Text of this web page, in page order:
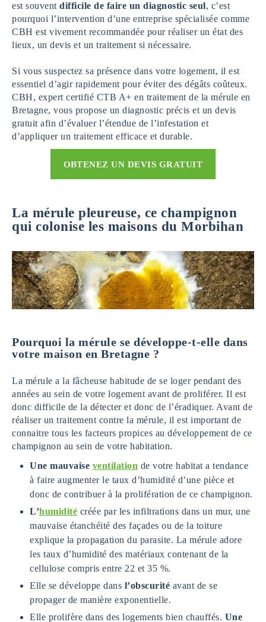
est souvent difficile de faire un diagnostic seul, c’est
pourquoi l’intervention d’une entreprise spécialisée comme
CBH est vivement recommandée pour réaliser un état des
lieux, un devis et un traitement si nécessaire.
Si vous suspectez sa présence dans votre logement, il est
essentiel d’agir rapidement pour éviter des dégâts coûteux.
CBH, expert certifié CTB A+ en traitement de la mérule en
Bretagne, vous propose un diagnostic précis et un devis
gratuit afin d’évaluer l’étendue de l’infestation et
d’appliquer un traitement efficace et durable.
OBTENEZ UN DEVIS GRATUIT
La mérule pleureuse, ce champignon
qui colonise les maisons du Morbihan
Pourquoi la mérule se développe-t-elle dans
votre maison en Bretagne ?
La mérule a la fâcheuse habitude de se loger pendant des
années au sein de votre logement avant de proliférer. Il est
donc difficile de la détecter et donc de l’éradiquer. Avant de
réaliser un traitement contre la mérule, il est important de
connaitre tous les facteurs propices au développement de ce
champignon au sein de votre habitation.
Une mauvaise ventilation de votre habitat a tendance
à faire augmenter le taux d’humidité d’une pièce et
donc de contribuer à la prolifération de ce champignon.
L’humidité créée par les infiltrations dans un mur, une
mauvaise étanchéité des façades ou de la toiture
explique la propagation du parasite. La mérule adore
les taux d’humidité des matériaux contenant de la
cellulose compris entre 22 et 35 %.
Elle se développe dans l’obscurité avant de se
propager de manière exponentielle.
Elle prolifère dans des logements bien chauffés. Une